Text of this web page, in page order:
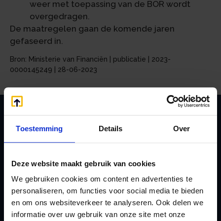
Toestemming Details Over
Deze website maakt gebruik van cookies
We gebruiken cookies om content en advertenties te
personaliseren, om functies voor social media te bieden
en om ons websiteverkeer te analyseren. Ook delen we
informatie over uw gebruik van onze site met onze
weer met toepassing van de BOR wordt
overgedragen.
De maatregelen gaan de komende jaren
gefaseerd in.
Bron: Ministerie van Financiën | publicatie | 2023-
0000145249 | 28-06-2023
Zoeken
Handige links
Jaarstukken opstellen